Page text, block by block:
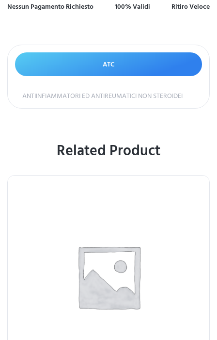
Nessun Pagamento Richiesto 100% Validi Ritiro Veloce
ATC
ANTIINFIAMMATORI ED ANTIREUMATICI NON STEROIDEI
Related Product